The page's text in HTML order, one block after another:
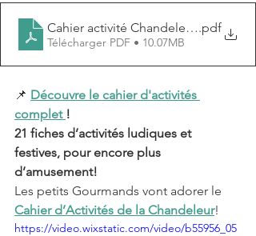
Cahier activité Chandeleur gratuit
.pdf
Télécharger PDF • 10.07MB
📌 Découvre le cahier d'activités
complet !
21 fiches d’activités ludiques et
festives, pour encore plus
d’amusement!
Les petits Gourmands vont adorer le
Cahier d’Activités de la Chandeleur!
https://video.wixstatic.com/video/b55956_05